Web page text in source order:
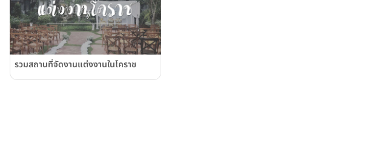
รวมสถานที่จัดงานแต่งงานในโคราช